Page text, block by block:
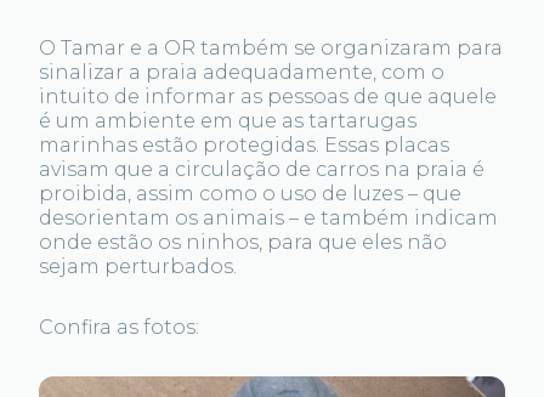
O Tamar e a OR também se organizaram para
sinalizar a praia adequadamente, com o
intuito de informar as pessoas de que aquele
é um ambiente em que as tartarugas
marinhas estão protegidas. Essas placas
avisam que a circulação de carros na praia é
proibida, assim como o uso de luzes – que
desorientam os animais – e também indicam
onde estão os ninhos, para que eles não
sejam perturbados.
Confira as fotos: